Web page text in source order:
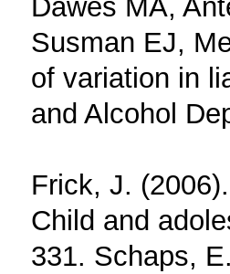
Dawes MA,
Susman EJ,
of variation in
and Alcohol
Frick, J.
Child and
331. Schaps,